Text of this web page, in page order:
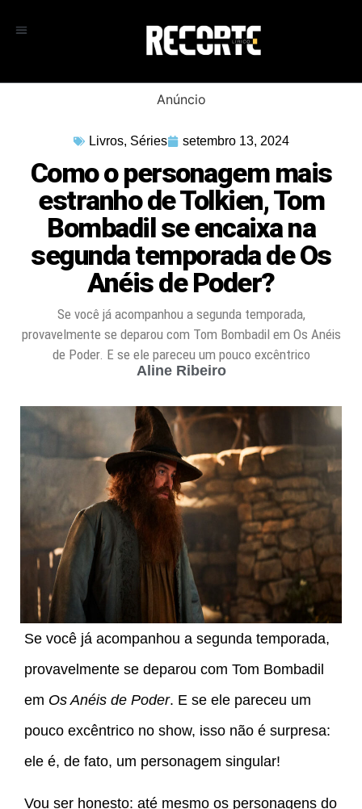
Anúncio
Livros, Séries setembro 13, 2024
Como o personagem mais
estranho de Tolkien, Tom
Bombadil se encaixa na
segunda temporada de Os
Anéis de Poder?
Se você já acompanhou a segunda temporada,
provavelmente se deparou com Tom Bombadil em Os Anéis
de Poder. E se ele pareceu um pouco excêntrico
Aline Ribeiro
Se você já acompanhou a segunda temporada,
provavelmente se deparou com Tom Bombadil
em Os Anéis de Poder. E se ele pareceu um
pouco excêntrico no show, isso não é surpresa:
ele é, de fato, um personagem singular!
Vou ser honesto: até mesmo os personagens do